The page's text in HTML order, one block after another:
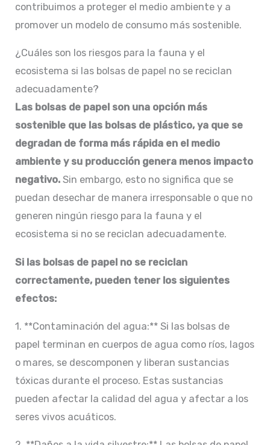
contribuimos a proteger el medio ambiente y a
promover un modelo de consumo más sostenible.
¿Cuáles son los riesgos para la fauna y el
ecosistema si las bolsas de papel no se reciclan
adecuadamente?
Las bolsas de papel son una opción más
sostenible que las bolsas de plástico, ya que se
degradan de forma más rápida en el medio
ambiente y su producción genera menos impacto
negativo. Sin embargo, esto no significa que se
puedan desechar de manera irresponsable o que no
generen ningún riesgo para la fauna y el
ecosistema si no se reciclan adecuadamente.
Si las bolsas de papel no se reciclan
correctamente, pueden tener los siguientes
efectos:
1. **Contaminación del agua:** Si las bolsas de
papel terminan en cuerpos de agua como ríos, lagos
o mares, se descomponen y liberan sustancias
tóxicas durante el proceso. Estas sustancias
pueden afectar la calidad del agua y afectar a los
seres vivos acuáticos.